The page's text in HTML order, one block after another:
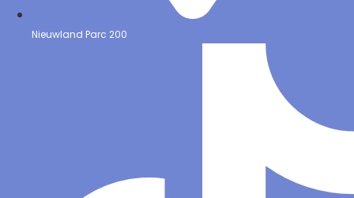
Nieuwland Parc 200